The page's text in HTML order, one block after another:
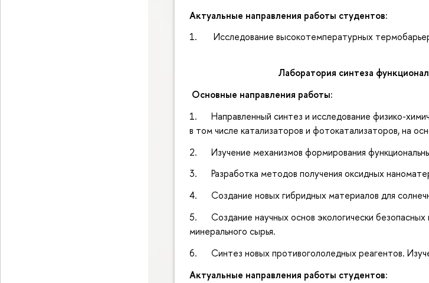
Актуальные направления работы студентов:
1. Исследование высокотемпературных
Лаборатория синтеза
Основные направления работы:
1. Направленный синтез и исследование физико-
в том числе катализаторов и фотокатализаторов, на
2. Изучение механизмов формирования
3. Разработка методов получения оксидных
4. Создание новых гибридных материалов для
5. Создание научных основ экологически безопасных
минерального сырья.
6. Синтез новых противогололедных реагентов.
Актуальные направления работы студентов: